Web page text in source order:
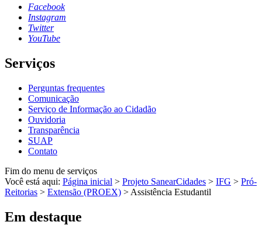
Facebook
Instagram
Twitter
YouTube
Serviços
Perguntas frequentes
Comunicação
Serviço de Informação ao Cidadão
Ouvidoria
Transparência
SUAP
Contato
Fim do menu de serviços
Você está aqui: Página inicial > Projeto SanearCidades > IFG > Pró-
Reitorias > Extensão (PROEX) > Assistência Estudantil
Em destaque